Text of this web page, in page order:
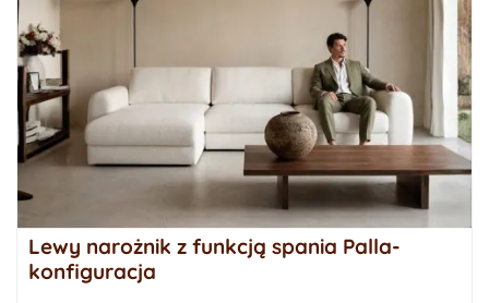
Lewy narożnik z funkcją spania Palla-
konfiguracja